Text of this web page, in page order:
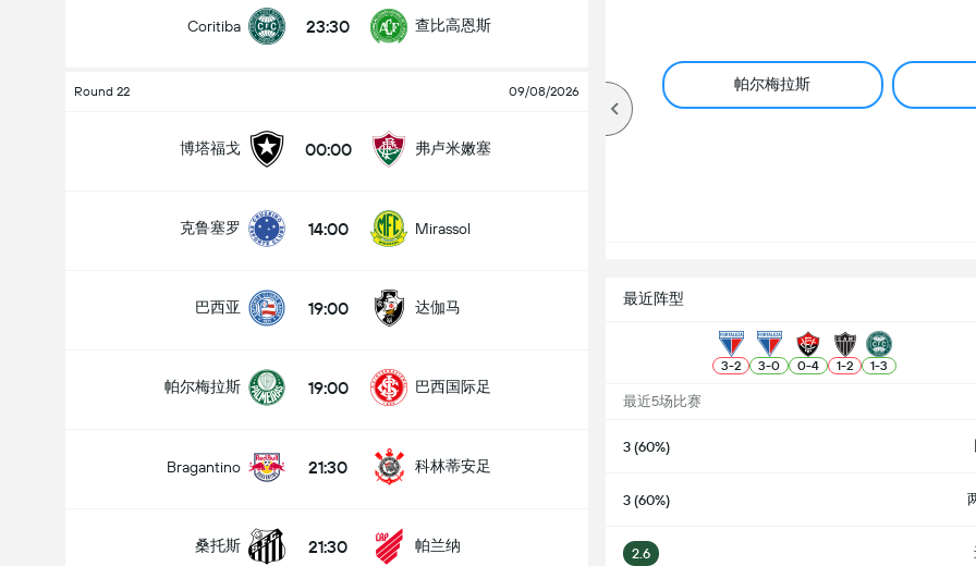
Coritiba 23:30 查比高恩斯
Round 22 09/08/2026
博塔福戈 00:00 弗卢米嫩塞
克鲁塞罗 14:00 Mirassol
巴西亚 19:00 达伽马
帕尔梅拉斯 19:00 巴西国际足
Bragantino 21:30 科林蒂安足
桑托斯 21:30 帕兰纳
帕尔梅拉斯
低于
最近阵型
3-2 3-0 0-4 1-2 1-3
最近5场比赛
3 (60%)
3 (60%)
2.6